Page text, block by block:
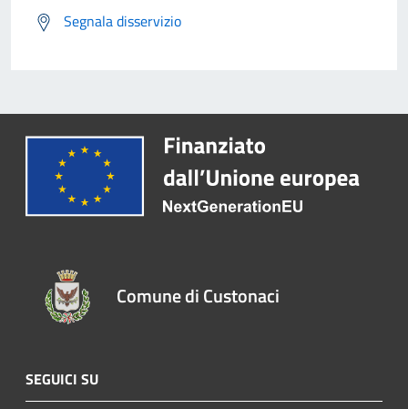
Segnala disservizio
Comune di Custonaci
SEGUICI SU